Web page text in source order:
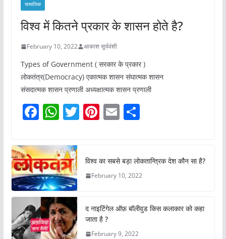
सामाजिक
विश्व में कितने प्रकार के शासन होते है?
February 10, 2022 आकाश सूर्यवंशी
Types of Government ( सरकार के प्रकार )
लोकतंत्र(Democracy) एकात्मक शासन संघात्मक शासन
संसदात्मक शासन प्रणाली अध्यक्षात्मक शासन प्रणाली
F
c
e
b
o
o
k
W
at
s
A
p
p
T
er
Pi
e
st
E
l
S
e
विश्व का सबसे बड़ा लोकतान्त्रिक देश कौन सा है?
February 10, 2022
द नाइटिंगेल ऑफ़ बॉलीवुड किस कलाकार को कहा
जाता है ?
February 9, 2022